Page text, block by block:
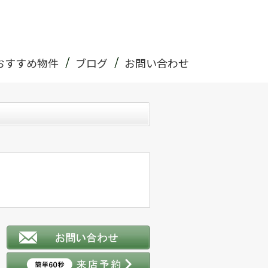
すすめ物件 ブログ お問い合わせ